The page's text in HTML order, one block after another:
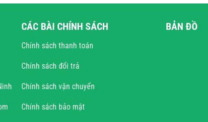
CÁC BÀI CHÍNH SÁCH
Chính sách thanh toán
Chính sách đổi trả
Chính sách vận chuyển
Chính sách bảo mật
BẢN ĐỒ